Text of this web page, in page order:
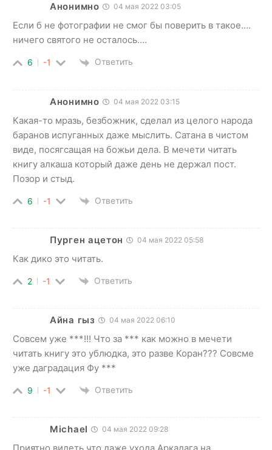
Анонимно 04 мая 2022 03:05
Если б не фотографии не смог бы поверить в такое….
ничего святого не осталось….
6 -1 Ответить
Анонимно 04 мая 2022 03:15
Какая-то мразь, безбожник, сделал из целого народа
баранов испуганных даже мыслить. Сатана в чистом
виде, посягсащая на божьи дела. В мечети читать
книгу алкаша который даже день не держал пост.
Позор и стыд.
6 -1 Ответить
Пурген ацетон 04 мая 2022 05:58
Как дико это читать.
2 -1 Ответить
Айна гыз 04 мая 2022 06:10
Совсем уже ***!!! Что за *** как можно в мечети
читать книгу это ублюдка, это разве Коран??? Совсме
уже даградация Фу ***
9 -1 Ответить
Michael 04 мая 2022 09:28